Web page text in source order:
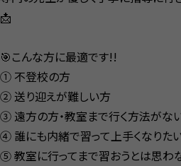
📩
🎯こんな方に最適です!!
① 不登校の方
② 送り迎えが難しい方
③ 遠方の方・教室まで行く方法がな
④ 誰にも内緒で習って上手くなりた
⑤ 教室に行ってまで習おうとは思わ